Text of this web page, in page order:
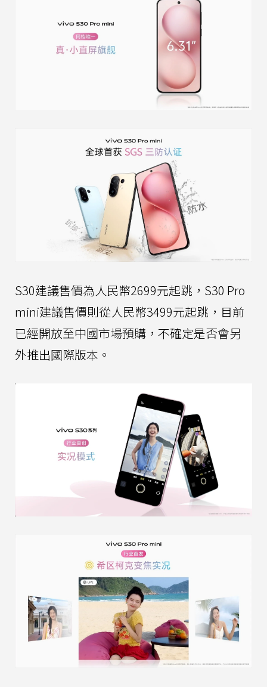
S30建議售價為人民幣2699元起跳，S30 Pro
mini建議售價則從人民幣3499元起跳，目前
已經開放至中國市場預購，不確定是否會另
外推出國際版本。